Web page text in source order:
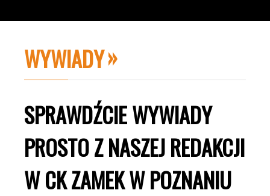
WYWIADY
SPRAWDŹCIE WYWIADY
PROSTO Z NASZEJ REDAKCJI
W CK ZAMEK W POZNANIU